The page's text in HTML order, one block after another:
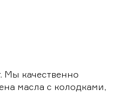
Мы качественно
масла с колодками,